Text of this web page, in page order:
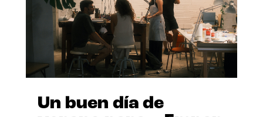
Un buen día de